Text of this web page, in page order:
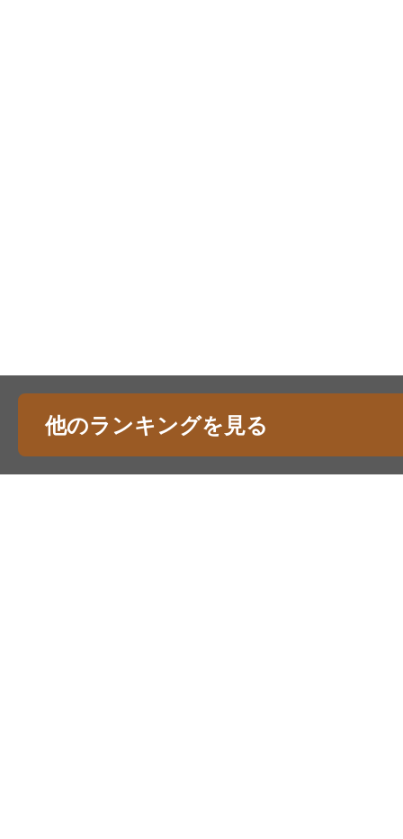
他のランキングを見る